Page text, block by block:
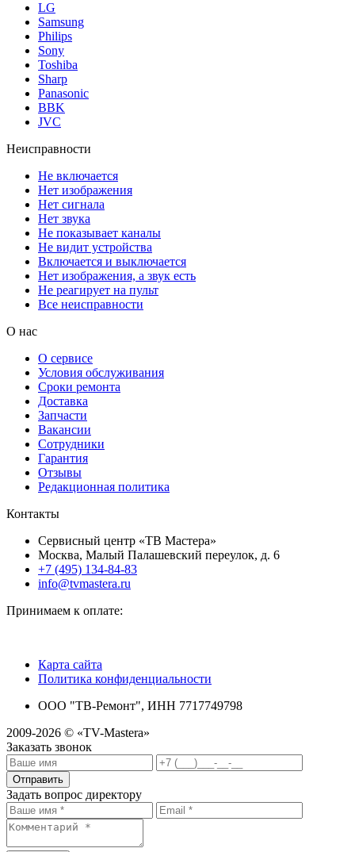
LG
Samsung
Philips
Sony
Toshiba
Sharp
Panasonic
BBK
JVC
Неисправности
Не включается
Нет изображения
Нет сигнала
Нет звука
Не показывает каналы
Не видит устройства
Включается и выключается
Нет изображения, а звук есть
Не реагирует на пульт
Все неисправности
О нас
О сервисе
Условия обслуживания
Сроки ремонта
Доставка
Запчасти
Вакансии
Сотрудники
Гарантия
Отзывы
Редакционная политика
Контакты
Сервисный центр «ТВ Мастера»
Москва, Малый Палашевский переулок, д. 6
+7 (495) 134-84-83
info@tvmastera.ru
Принимаем к оплате:
Карта сайта
Политика конфиденциальности
ООО "ТВ-Ремонт", ИНН 7717749798
2009-2026 © «TV-Mastera»
Заказать звонок
Отправить
Задать вопрос директору